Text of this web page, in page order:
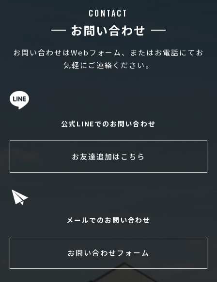
CONTACT
お問い合わせ
お問い合わせはWebフォーム、またはお電話にてお
気軽にご連絡ください。
公式LINEでのお問い合わせ
お友達追加はこちら
メールでのお問い合わせ
お問い合わせフォーム